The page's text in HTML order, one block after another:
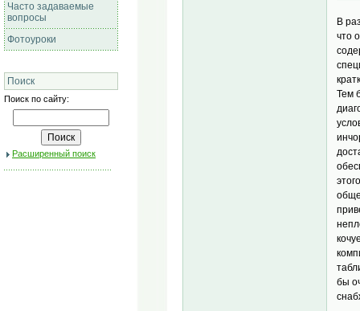
Часто задаваемые
вопросы
Фотоуроки
Поиск
Поиск по сайту:
Расширенный поиск
В
что
Тем
бы